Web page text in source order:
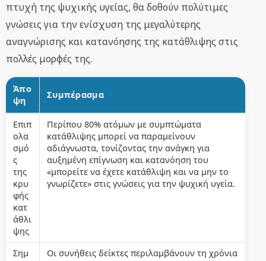
πτυχή της ψυχικής υγείας, θα δοθούν πολύτιμες
γνώσεις για την ενίσχυση της μεγαλύτερης
αναγνώρισης και κατανόησης της κατάθλιψης στις
πολλές μορφές της.
Άπο
ψη
Συμπέρασμα
Επιπ
ολα
σμό
ς
της
κρυ
φής
κατ
άθλι
ψης
Περίπου 80% ατόμων με συμπτώματα
κατάθλιψης μπορεί να παραμείνουν
αδιάγνωστα, τονίζοντας την ανάγκη για
αυξημένη επίγνωση και κατανόηση του
«μπορείτε να έχετε κατάθλιψη και να μην το
γνωρίζετε» στις γνώσεις για την ψυχική υγεία.
Σημ
Οι συνήθεις δείκτες περιλαμβάνουν τη χρόνια